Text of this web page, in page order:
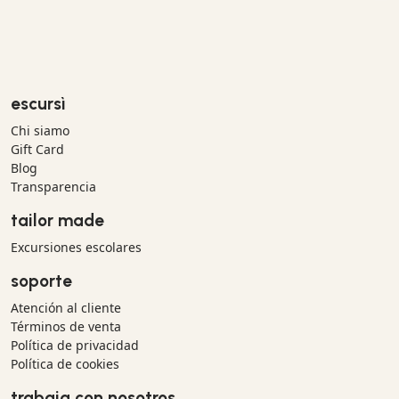
escursì
Chi siamo
Gift Card
Blog
Transparencia
tailor made
Excursiones escolares
soporte
Atención al cliente
Términos de venta
Política de privacidad
Política de cookies